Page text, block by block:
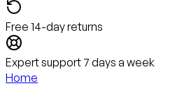
Free 14-day returns
Expert support 7 days a week
Home